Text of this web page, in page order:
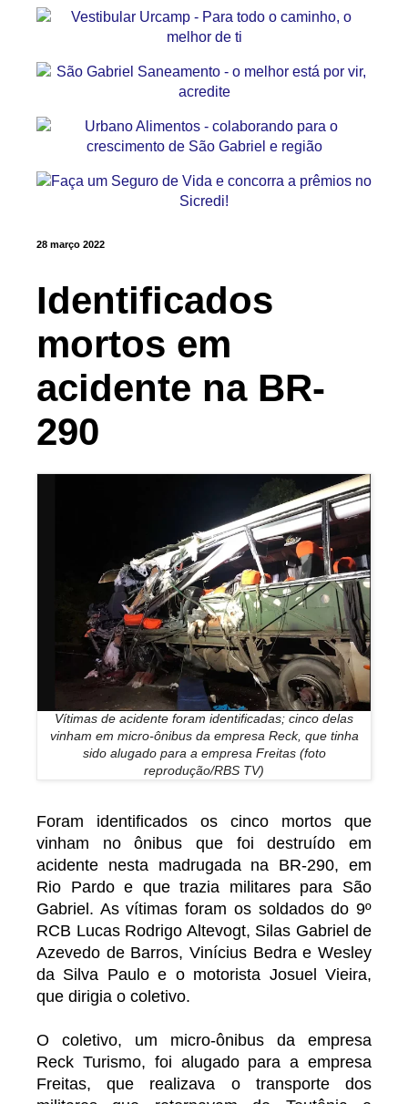
28 março 2022
Identificados
mortos em
acidente na BR-
290
Vítimas de acidente foram identificadas; cinco delas
vinham em micro-ônibus da empresa Reck, que tinha
sido alugado para a empresa Freitas (foto
reprodução/RBS TV)
Foram identificados os cinco mortos que
vinham no ônibus que foi destruído em
acidente nesta madrugada na BR-290, em
Rio Pardo e que trazia militares para São
Gabriel. As vítimas foram os soldados do 9º
RCB Lucas Rodrigo Altevogt, Silas Gabriel de
Azevedo de Barros, Vinícius Bedra e Wesley
da Silva Paulo e o motorista Josuel Vieira,
que dirigia o coletivo.
O coletivo, um micro-ônibus da empresa
Reck Turismo, foi alugado para a empresa
Freitas, que realizava o transporte dos